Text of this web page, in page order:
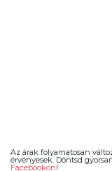
Az árak folyamatosan
érvényesek. Döntsd
Facebookon!